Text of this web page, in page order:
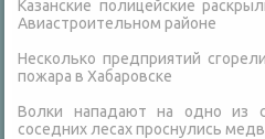
Казанские полицейские
Авиастроительном районе
Несколько предприятий
пожара в Хабаровске
Волки нападают на одно
соседних лесах проснулись